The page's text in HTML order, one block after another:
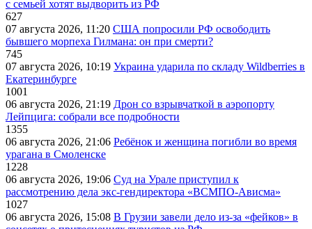
с семьей хотят выдворить из РФ
627
07 августа 2026, 11:20 США попросили РФ освободить
бывшего морпеха Гилмана: он при смерти?
745
07 августа 2026, 10:19 Украина ударила по складу Wildberries в
Екатеринбурге
1001
06 августа 2026, 21:19 Дрон со взрывчаткой в аэропорту
Лейпцига: собрали все подробности
1355
06 августа 2026, 21:06 Ребёнок и женщина погибли во время
урагана в Смоленске
1228
06 августа 2026, 19:06 Суд на Урале приступил к
рассмотрению дела экс-гендиректора «ВСМПО-Ависма»
1027
06 августа 2026, 15:08 В Грузии завели дело из-за «фейков» в